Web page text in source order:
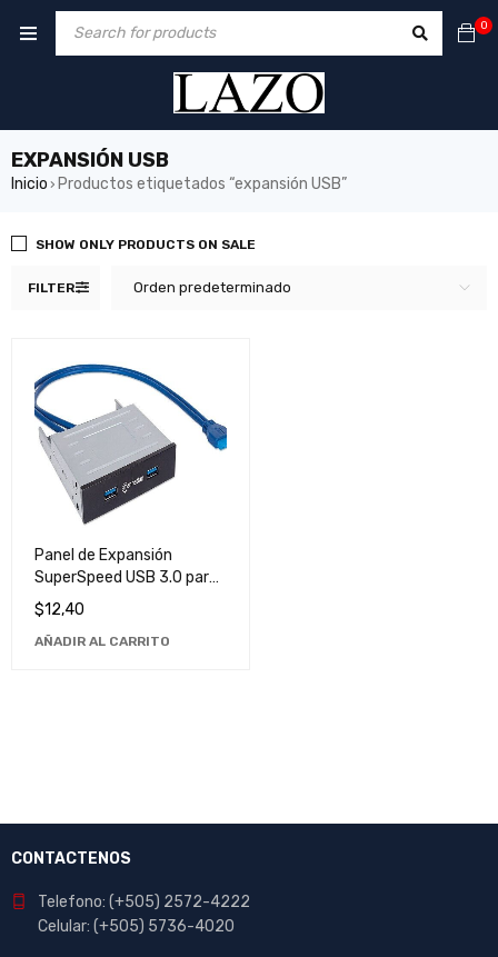
0
EXPANSIÓN USB
Inicio › Productos etiquetados “expansión USB”
FILTER Orden predeterminado
SHOW ONLY PRODUCTS ON SALE
Panel de Expansión
SuperSpeed USB 3.0 para
Bahía de Montaje - Mejora
tu Conexión y Velocidad
$12,40
AÑADIR AL CARRITO
CONTACTENOS
Telefono: (+505) 2572-4222
Celular: (+505) 5736-4020